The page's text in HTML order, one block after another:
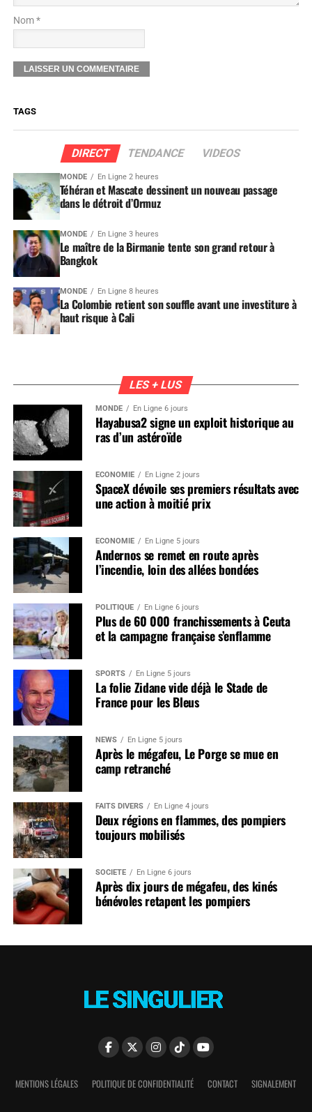
Nom *
TAGS
DIRECT TENDANCE VIDEOS
MONDE En Ligne 2 heures
Téhéran et Mascate dessinent un nouveau passage
dans le détroit d’Ormuz
MONDE En Ligne 3 heures
Le maître de la Birmanie tente son grand retour à
Bangkok
MONDE En Ligne 8 heures
La Colombie retient son souffle avant une investiture à
haut risque à Cali
LES + LUS
MONDE En Ligne 6 jours
Hayabusa2 signe un exploit historique au
ras d’un astéroïde
ÉCONOMIE En Ligne 2 jours
SpaceX dévoile ses premiers résultats avec
une action à moitié prix
ÉCONOMIE En Ligne 5 jours
Andernos se remet en route après
l’incendie, loin des allées bondées
POLITIQUE En Ligne 6 jours
Plus de 60 000 franchissements à Ceuta
et la campagne française s’enflamme
SPORTS En Ligne 5 jours
La folie Zidane vide déjà le Stade de
France pour les Bleus
NEWS En Ligne 5 jours
Après le mégafeu, Le Porge se mue en
camp retranché
FAITS DIVERS En Ligne 4 jours
Deux régions en flammes, des pompiers
toujours mobilisés
SOCIÉTÉ En Ligne 6 jours
Après dix jours de mégafeu, des kinés
bénévoles retapent les pompiers
MENTIONS LÉGALES POLITIQUE DE CONFIDENTIALITÉ CONTACT SIGNALEMENT